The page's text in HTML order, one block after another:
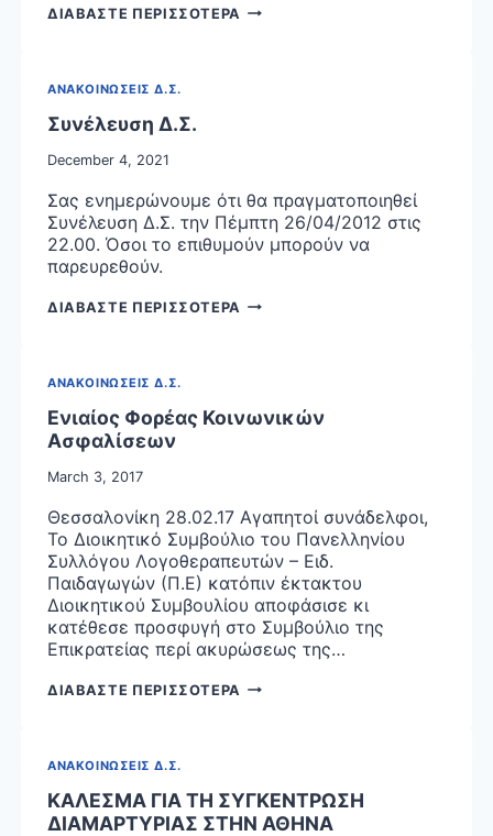
ΔΙΑΒΑΣΤΕ ΠΕΡΙΣΣΟΤΕΡΑ ΜΕΛΗ
ΑΝΑΚΟΙΝΩΣΕΙΣ Δ.Σ.
Συνέλευση Δ.Σ.
December 4, 2021
Σας ενημερώνουμε ότι θα πραγματοποιηθεί
Συνέλευση Δ.Σ. την Πέμπτη 26/04/2012 στις
22.00. Όσοι το επιθυμούν μπορούν να
παρευρεθούν.
ΔΙΑΒΑΣΤΕ ΠΕΡΙΣΣΟΤΕΡΑ ΣΥΝΕΛΕΥΣΗ
ΑΝΑΚΟΙΝΩΣΕΙΣ Δ.Σ.
Ενιαίος Φορέας Κοινωνικών
Ασφαλίσεων
March 3, 2017
Θεσσαλονίκη 28.02.17 Αγαπητοί συνάδελφοι,
Το Διοικητικό Συμβούλιο του Πανελληνίου
Συλλόγου Λογοθεραπευτών – Ειδ.
Παιδαγωγών (Π.Ε) κατόπιν έκτακτου
Διοικητικού Συμβουλίου αποφάσισε κι
κατέθεσε προσφυγή στο Συμβούλιο της
Επικρατείας περί ακυρώσεως της…
ΔΙΑΒΑΣΤΕ ΠΕΡΙΣΣΟΤΕΡΑ ΕΝΙΑΙΟΣ
ΑΝΑΚΟΙΝΩΣΕΙΣ Δ.Σ.
ΚΑΛΕΣΜΑ ΓΙΑ ΤΗ ΣΥΓΚΕΝΤΡΩΣΗ
ΔΙΑΜΑΡΤΥΡΙΑΣ ΣΤΗΝ ΑΘΗΝΑ